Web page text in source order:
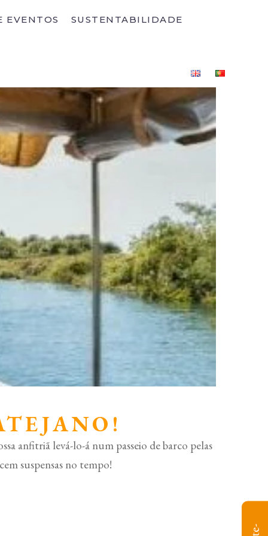
EVENTOS SUSTENTABILIDADE
anfitriã levá-lo-á num passeio de barco pelas
suspensas no tempo!